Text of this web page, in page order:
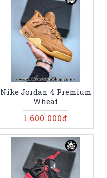
Nike Jordan 4 Premium
Wheat
1.600.000đ